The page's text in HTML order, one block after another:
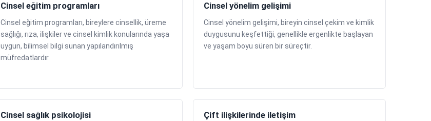
Cinsel eğitim programları
Cinsel eğitim programları, bireylere cinsellik, üreme
sağlığı, rıza, ilişkiler ve cinsel kimlik konularında yaşa
uygun, bilimsel bilgi sunan yapılandırılmış
müfredatlardır.
Cinsel yönelim gelişimi
Cinsel yönelim gelişimi, bireyin cinsel çekim ve kimlik
duygusunu keşfettiği, genellikle ergenlikte başlayan
ve yaşam boyu süren bir süreçtir.
Cinsel sağlık psikolojisi Çift ilişkilerinde iletişim